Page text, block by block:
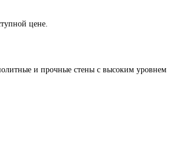
цене.
и прочные стены с высоким уровнем